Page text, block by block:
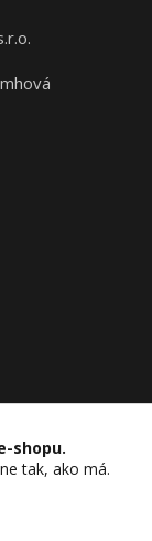
shopu.
tak, ako má.